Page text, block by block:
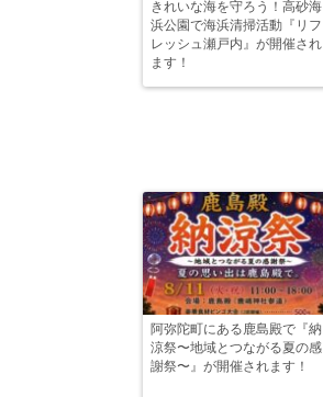
きれいな海を守ろう！高砂海
浜公園で海浜清掃活動『リフ
レッシュ瀬戸内』が開催され
ます！
阿弥陀町にある鹿島殿で『納
涼祭〜地域とつながる夏の感
謝祭〜』が開催されます！